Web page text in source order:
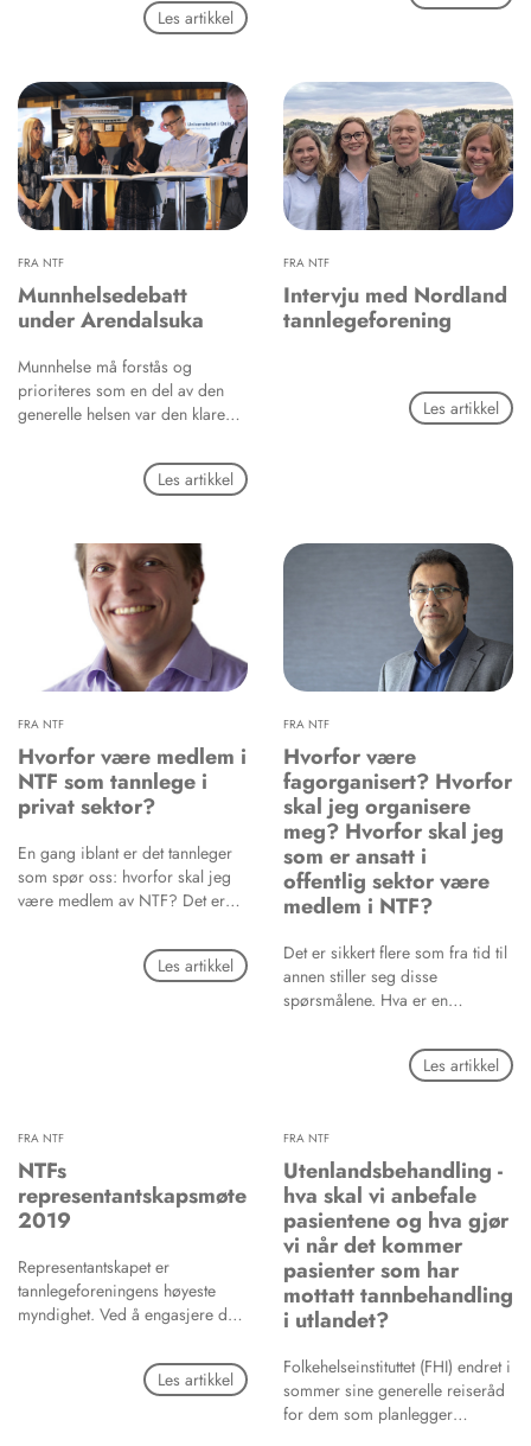
mikrobenes avkom.
tjeneste for barn og
fra Forskningsrådet.
Les artikkel
oppslutning blant
Akademikernes medlemmer.
FRA NTF
Munnhelsedebatt
under Arendalsuka
Munnhelse må forstås og
prioriteres som en del av den
generelle helsen var den klare
helsepolitikere fra Høyre og
Arbeiderpartiet og
Folkehelseinstituttet møttes til
debatt i Arendal.
Les artikkel
FRA NTF
Intervju med Nordland
tannlegeforening
Les artikkel
FRA NTF
Hvorfor være medlem i
NTF som tannlege i
privat sektor?
En gang iblant er det tannleger
som spør oss: hvorfor skal jeg
være medlem av NTF? Det er
her skal jeg skrive litt om hvorfor
akkurat du som jobber i privat
Les artikkel
FRA NTF
Hvorfor være
fagorganisert? Hvorfor
skal jeg organisere
meg? Hvorfor skal jeg
som er ansatt i
offentlig sektor være
medlem i NTF?
Det er sikkert flere som fra tid til
annen stiller seg disse
spørsmålene. Hva er en
med å være fagorganisert? Hva
kan en fagforening gjøre for
Les artikkel
FRA NTF
NTFs
representantskapsmøte
2019
Representantskapet er
tannlegeforeningens høyeste
myndighet. Ved å engasjere deg
(spesialist- eller studentforening)
eller ved å la deg velge som
Les artikkel
FRA NTF
Utenlandsbehandling -
hva skal vi anbefale
pasientene og hva gjør
vi når det kommer
pasienter som har
mottatt tannbehandling
i utlandet?
Folkehelseinstituttet (FHI) endret i
sommer sine generelle reiseråd
for dem som planlegger